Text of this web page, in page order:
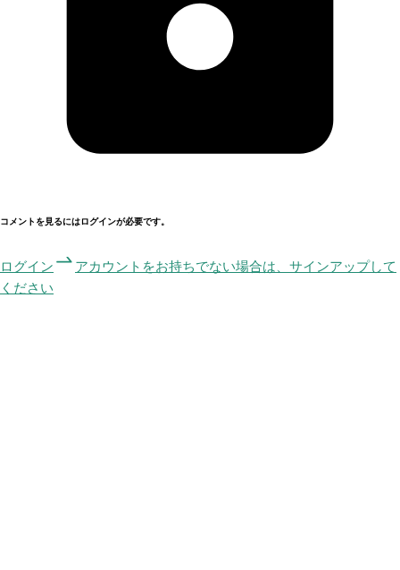
コメントを見るにはログインが必要です。
ログイン
アカウントをお持ちでない場合は、サインアップして
ください